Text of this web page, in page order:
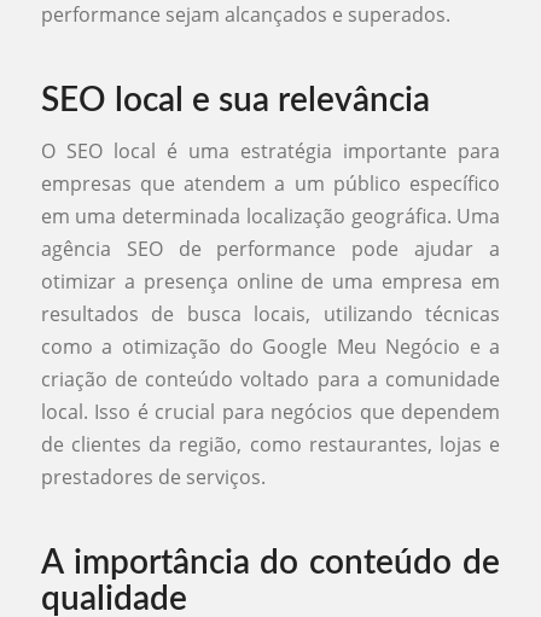
performance sejam alcançados e superados.
SEO local e sua relevância
O SEO local é uma estratégia importante para
empresas que atendem a um público específico
em uma determinada localização geográfica. Uma
agência SEO de performance pode ajudar a
otimizar a presença online de uma empresa em
resultados de busca locais, utilizando técnicas
como a otimização do Google Meu Negócio e a
criação de conteúdo voltado para a comunidade
local. Isso é crucial para negócios que dependem
de clientes da região, como restaurantes, lojas e
prestadores de serviços.
A importância do conteúdo de
qualidade